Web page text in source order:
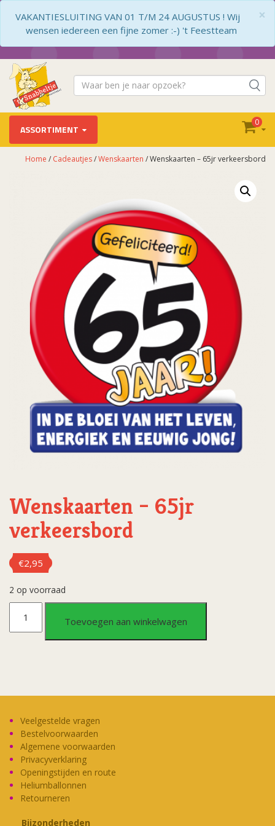
×
VAKANTIESLUITING VAN 01 T/M 24 AUGUSTUS ! Wij
wensen iedereen een fijne zomer :-) 't Feestteam
ASSORTIMENT
0
Home / Cadeautjes/Wenskaarten / Wenskaarten – 65jr verkeersbord
Wenskaarten – 65jr
verkeersbord
€2,95
2 op voorraad
Wenskaarten
verkeersbord
aantal
Toevoegen aan winkelwagen
Veelgestelde vragen
Bestelvoorwaarden
Algemene voorwaarden
Privacyverklaring
Openingstijden en route
Heliumballonnen
Retourneren
Bijzonderheden